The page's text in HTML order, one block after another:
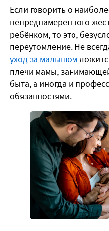
Если говорить о
непреднамеренного
ребёнком, то это,
переутомление. Не
уход за малышом
плечи мамы,
быта, а иногда и
обязанностями.